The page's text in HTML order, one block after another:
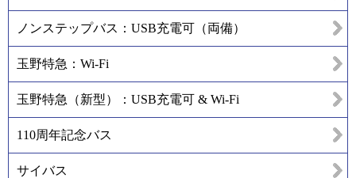
ノンステップバス：USB充電可（両備）
玉野特急：Wi-Fi
玉野特急（新型）：USB充電可 & Wi-Fi
110周年記念バス
サイバス